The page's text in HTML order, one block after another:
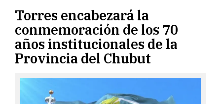
Torres encabezará la
conmemoración de los 70
años institucionales de la
Provincia del Chubut